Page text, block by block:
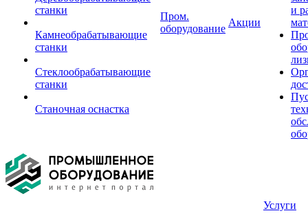
станки
Камнеобрабатывающие
станки
Стеклообрабатывающие
станки
Станочная оснастка
Пром.
оборудование
Акции
и
Услуги